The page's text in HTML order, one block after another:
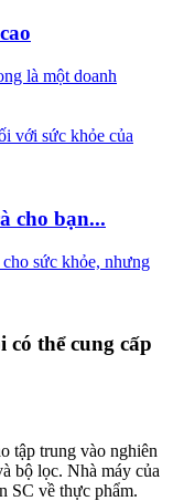
là một doanh
cho bạn...
sức khỏe, nhưng
thể cung cấp
tập trung vào nghiên
bộ lọc. Nhà máy của
SC về thực phẩm.